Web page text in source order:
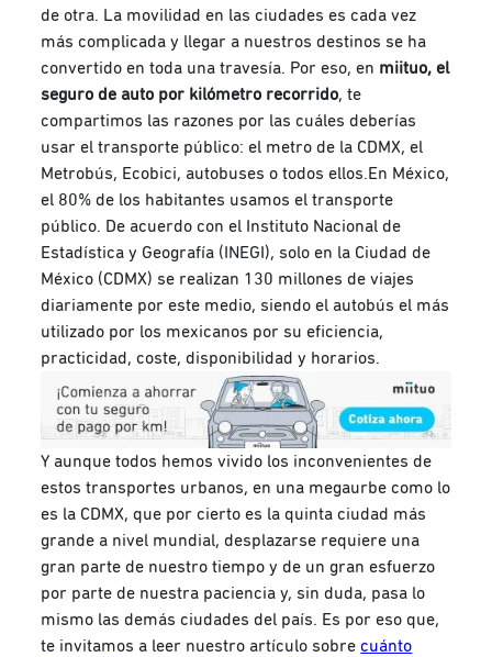
de otra. La movilidad en las ciudades es cada vez
más complicada y llegar a nuestros destinos se ha
convertido en toda una travesía. Por eso, en miituo, el
seguro de auto por kilómetro recorrido, te
compartimos las razones por las cuáles deberías
usar el transporte público: el metro de la CDMX, el
Metrobús, Ecobici, autobuses o todos ellos.En México,
el 80% de los habitantes usamos el transporte
público. De acuerdo con el Instituto Nacional de
Estadística y Geografía (INEGI), solo en la Ciudad de
México (CDMX) se realizan 130 millones de viajes
diariamente por este medio, siendo el autobús el más
utilizado por los mexicanos por su eficiencia,
practicidad, coste, disponibilidad y horarios.
Y aunque todos hemos vivido los inconvenientes de
estos transportes urbanos, en una megaurbe como lo
es la CDMX, que por cierto es la quinta ciudad más
grande a nivel mundial, desplazarse requiere una
gran parte de nuestro tiempo y de un gran esfuerzo
por parte de nuestra paciencia y, sin duda, pasa lo
mismo las demás ciudades del país. Es por eso que,
te invitamos a leer nuestro artículo sobrecuánto